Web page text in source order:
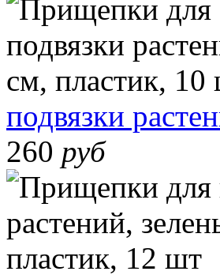
подвязки
260 руб